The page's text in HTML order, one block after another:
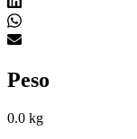
Peso
0.0 kg